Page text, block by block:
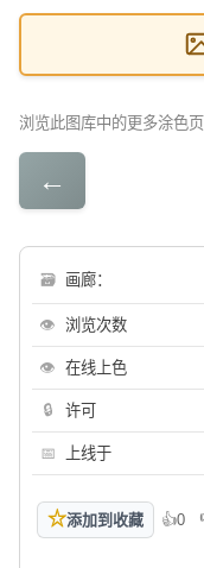
浏览此图库中的更多涂色页
←
🗃 画廊：
👁 浏览次数
👁 在线上色
🔒 许可
📅 上线于
☆添加到收藏 👍0
喜欢